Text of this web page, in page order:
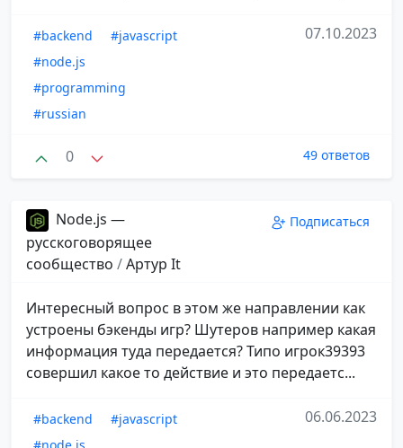
#backend
#javascript
#node.js
#programming
#russian
07.10.2023
0 49 ответов
Node.js —
русскоговорящее
сообщество /Aртур It
Подписаться
Интересный вопрос в этом же направлении как
устроены бэкенды игр? Шутеров например какая
информация туда передается? Типо игрок39393
совершил какое то действие и это передаетс...
#backend
#javascript
06.06.2023